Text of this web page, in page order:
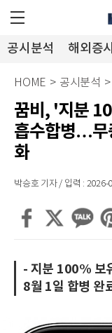
공시분석 해외증시
HOME > 공시분석 >
꿈비, '지분
흡수합병…무
화
박승호 기자 / 입력 : 2026-
- 지분 100% 보
8월 1일 합병 완